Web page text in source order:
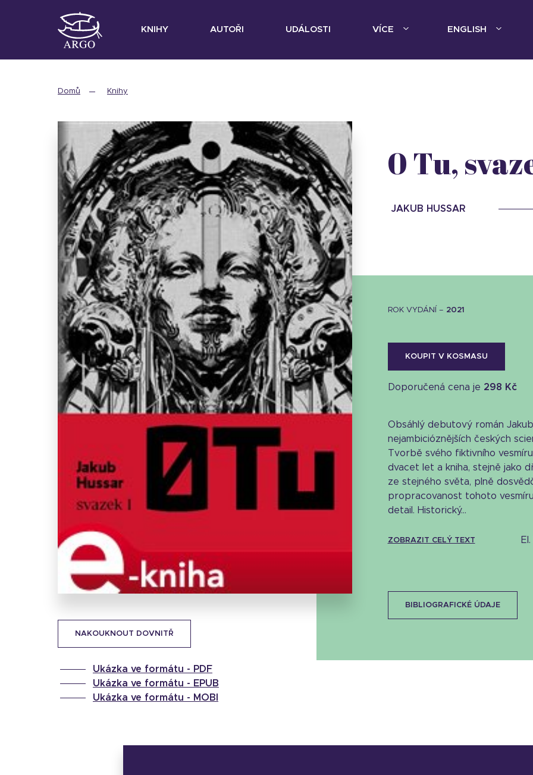
KNIHY AUTOŘI UDÁLOSTI VÍCE ENGLISH
Domů Knihy
NAKOUKNOUT DOVNITŘ
Ukázka ve formátu - PDF
Ukázka ve formátu - EPUB
Ukázka ve formátu - MOBI
0 Tu,
JAKUB HUSSAR
ROK VYDÁNÍ – 2021
KOUPIT V KOSMASU
Doporučená cena je 298 Kč
Obsáhlý debutový román
nejambicióznějších českých
Tvorbě svého fiktivního
dvacet let a kniha, stejně jako
ze stejného světa, plně
propracovanost tohoto
detail. Historický...
ZOBRAZIT CELÝ TEXT
BIBLIOGRAFICKÉ ÚDAJE